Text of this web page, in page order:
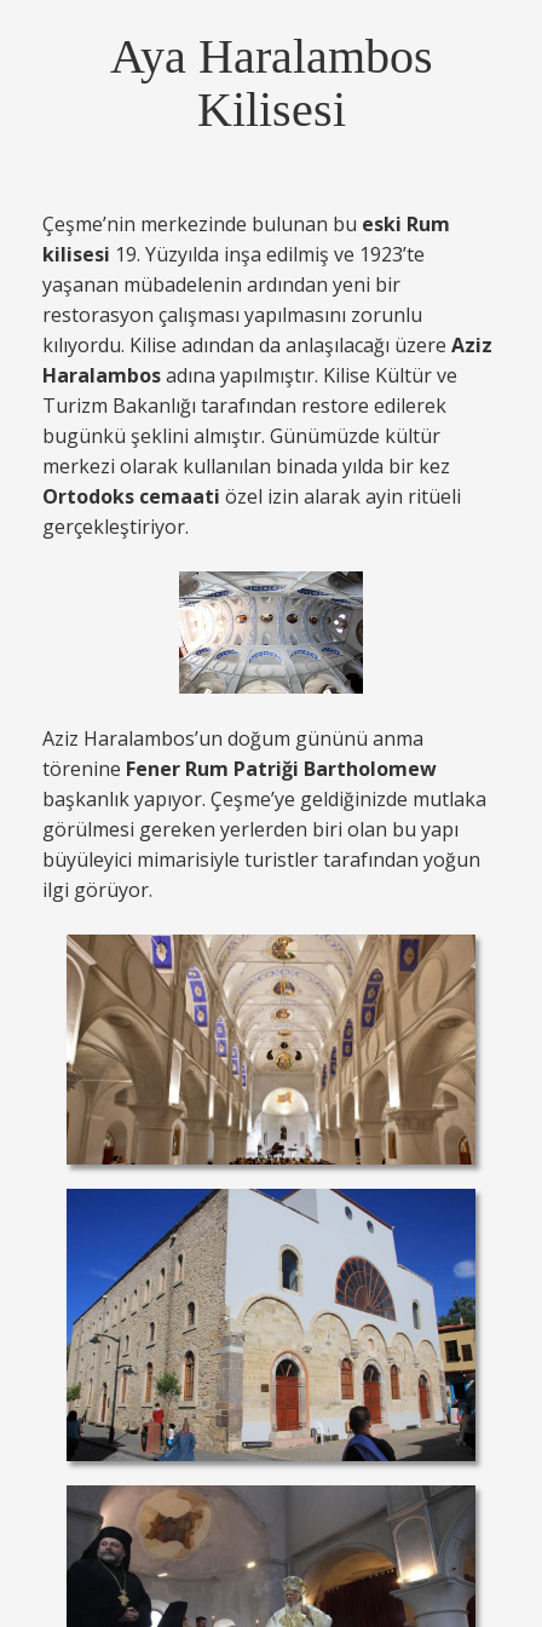
Aya Haralambos
Kilisesi
Çeşme’nin merkezinde bulunan bu eski Rum
kilisesi 19. Yüzyılda inşa edilmiş ve 1923’te
yaşanan mübadelenin ardından yeni bir
restorasyon çalışması yapılmasını zorunlu
kılıyordu. Kilise adından da anlaşılacağı üzere Aziz
Haralambosadına yapılmıştır. Kilise Kültür ve
Turizm Bakanlığı tarafından restore edilerek
bugünkü şeklini almıştır. Günümüzde kültür
merkezi olarak kullanılan binada yılda bir kez
Ortodoks cemaati özel izin alarak ayin ritüeli
gerçekleştiriyor.
Aziz Haralambos’un doğum gününü anma
törenine Fener Rum Patriği Bartholomew
başkanlık yapıyor. Çeşme’ye geldiğinizde mutlaka
görülmesi gereken yerlerden biri olan bu yapı
büyüleyici mimarisiyle turistler tarafından yoğun
ilgi görüyor.